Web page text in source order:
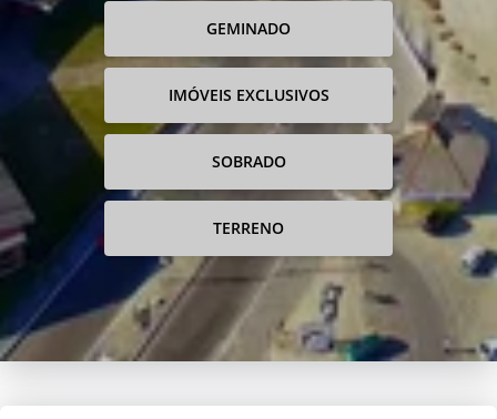
GEMINADO
IMÓVEIS EXCLUSIVOS
SOBRADO
TERRENO